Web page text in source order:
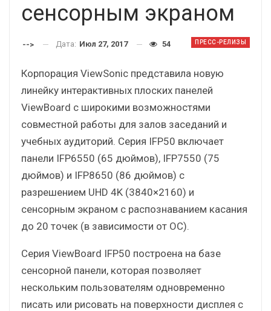
сенсорным экраном
ПРЕСС-РЕЛИЗЫ
--> Дата: Июл 27, 2017 54
Корпорация ViewSonic представила новую
линейку интерактивных плоских панелей
ViewBoard с широкими возможностями
совместной работы для залов заседаний и
учебных аудиторий. Серия IFP50 включает
панели IFP6550 (65 дюймов), IFP7550 (75
дюймов) и IFP8650 (86 дюймов) с
разрешением UHD 4K (3840×2160) и
сенсорным экраном с распознаванием касания
до 20 точек (в зависимости от ОС).
Серия ViewBoard IFP50 построена на базе
сенсорной панели, которая позволяет
нескольким пользователям одновременно
писать или рисовать на поверхности дисплея с